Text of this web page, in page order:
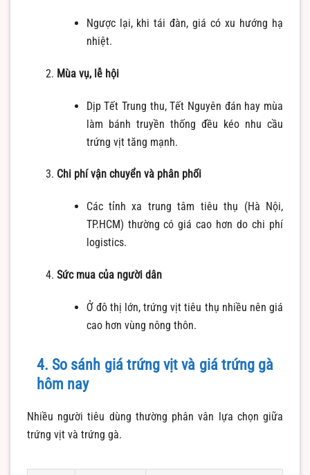
Ngược lại, khi tái đàn, giá có xu hướng hạ
nhiệt.
Mùa vụ, lễ hội
Dịp Tết Trung thu, Tết Nguyên đán hay mùa
làm bánh truyền thống đều kéo nhu cầu
trứng vịt tăng mạnh.
Chi phí vận chuyển và phân phối
Các tỉnh xa trung tâm tiêu thụ (Hà Nội,
TP.HCM) thường có giá cao hơn do chi phí
logistics.
Sức mua của người dân
Ở đô thị lớn, trứng vịt tiêu thụ nhiều nên giá
cao hơn vùng nông thôn.
4. So sánh giá trứng vịt và giá trứng gà
hôm nay
Nhiều người tiêu dùng thường phân vân lựa chọn giữa
trứng vịt và trứng gà.